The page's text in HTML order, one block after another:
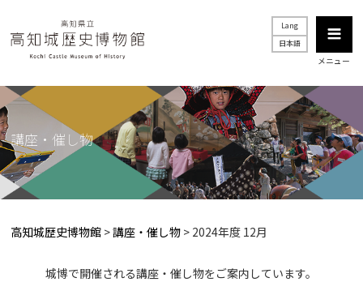
Lang
日本語
メニュー
講座・催し物
高知城歴史博物館 >講座・催し物 > 2024年度 12月
城博で開催される講座・催し物をご案内しています。